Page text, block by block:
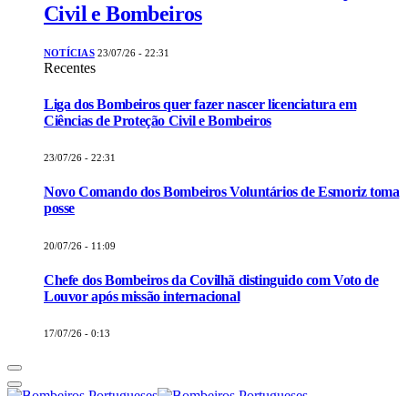
Civil e Bombeiros
NOTÍCIAS 23/07/26 - 22:31
Recentes
Liga dos Bombeiros quer fazer nascer licenciatura em
Ciências de Proteção Civil e Bombeiros
23/07/26 - 22:31
Novo Comando dos Bombeiros Voluntários de Esmoriz toma
posse
20/07/26 - 11:09
Chefe dos Bombeiros da Covilhã distinguido com Voto de
Louvor após missão internacional
17/07/26 - 0:13